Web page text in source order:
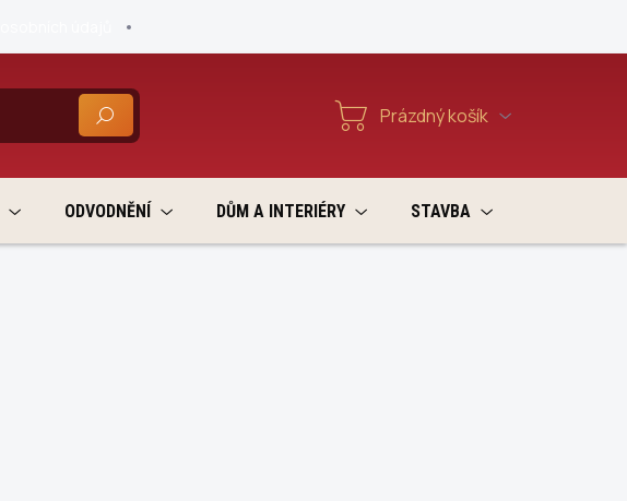
HLEDAT Nákupní
Prázdný košík
ODVODNĚNÍ DŮM A INTERIÉRY STAVBA